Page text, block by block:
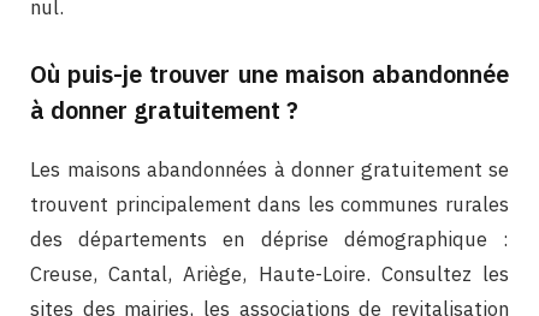
nul.
Où puis-je trouver une maison abandonnée
à donner gratuitement ?
Les maisons abandonnées à donner gratuitement se
trouvent principalement dans les communes rurales
des départements en déprise démographique :
Creuse, Cantal, Ariège, Haute-Loire. Consultez les
sites des mairies, les associations de revitalisation